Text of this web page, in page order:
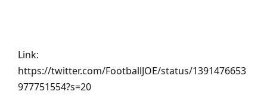
Link:
https://twitter.com/FootballJOE/status/1391476653
977751554?s=20